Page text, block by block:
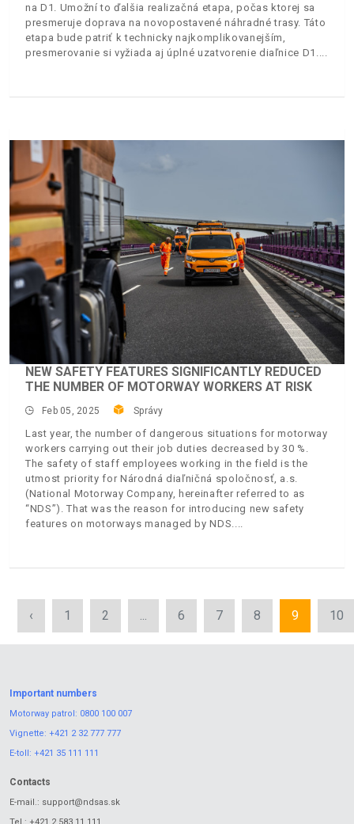
na D1. Umožní to ďalšia realizačná etapa, počas ktorej sa
presmeruje doprava na novopostavené náhradné trasy. Táto
etapa bude patriť k technicky najkomplikovanejším,
presmerovanie si vyžiada aj úplné uzatvorenie diaľnice D1.
NEW SAFETY FEATURES SIGNIFICANTLY REDUCED
THE NUMBER OF MOTORWAY WORKERS AT RISK
Feb 05, 2025 Správy
Last year, the number of dangerous situations for motorway
workers carrying out their job duties decreased by 30 %.
The safety of staff employees working in the field is the
utmost priority for Národná diaľničná spoločnosť, a.s.
(National Motorway Company, hereinafter referred to as
“NDS”). That was the reason for introducing new safety
features on motorways managed by NDS.
‹ 1 2 ... 6 7 8 9 10
Important numbers
Motorway patrol: 0800 100 007
Vignette: +421 2 32 777 777
E-toll: +421 35 111 111
Contacts
E-mail.: support@ndsas.sk